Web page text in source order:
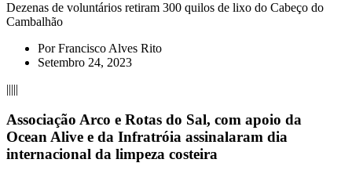
Dezenas de voluntários retiram 300 quilos de lixo do Cabeço do
Cambalhão
PorFrancisco Alves Rito
Setembro 24, 2023
|||||
Associação Arco e Rotas do Sal, com apoio da
Ocean Alive e da Infratróia assinalaram dia
internacional da limpeza costeira